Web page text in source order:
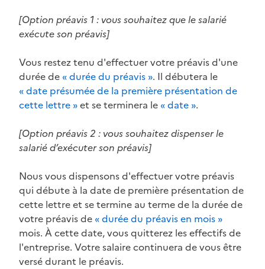
[Option préavis 1 : vous souhaitez que le salarié
exécute son préavis]
Vous restez tenu d'effectuer votre préavis d'une
durée de « durée du préavis ». Il débutera le
« date présumée de la première présentation de
cette lettre »et se terminera le « date ».
[Option préavis 2 : vous souhaitez dispenser le
salarié d’exécuter son préavis]
Nous vous dispensons d'effectuer votre préavis
qui débute à la date de première présentation de
cette lettre et se termine au terme de la durée de
votre préavis de « durée du préavis en mois »
mois. À cette date, vous quitterez les effectifs de
l'entreprise. Votre salaire continuera de vous être
versé durant le préavis.